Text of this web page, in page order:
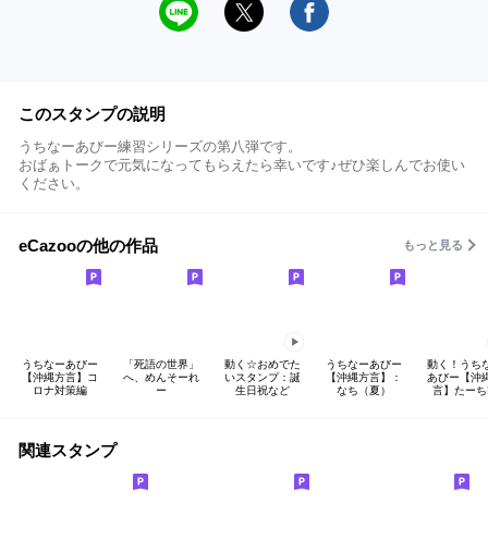
このスタンプの説明
うちなーあびー練習シリーズの第八弾です。
おばぁトークで元気になってもらえたら幸いです♪ぜひ楽しんでお使い
ください。
eCazooの他の作品 もっと見る
うちなーあびー
【沖縄方言】コ
ロナ対策編
「死語の世界」
へ、めんそーれ
ー
動く☆おめでた
いスタンプ：誕
生日祝など
うちなーあびー
【沖縄方言】：
なち（夏）
動く！うち
あびー【沖
言】たー
関連スタンプ